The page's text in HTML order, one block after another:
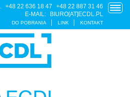
+48 22 636 18 47
+48 22 887 31 46
E-MAIL:
BIURO[AT]ECDL.PL
DO POBRANIA LINK KONTAKT